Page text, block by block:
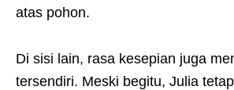
atas pohon.
Di sisi lain, rasa kesepian juga
tersendiri. Meski begitu, Julia